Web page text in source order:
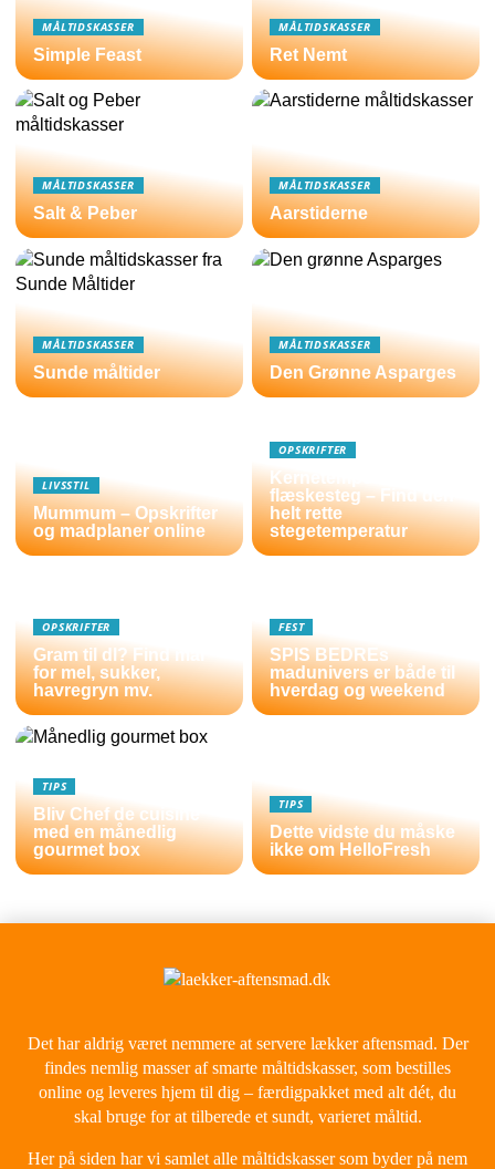
MÅLTIDSKASSER
Simple Feast
MÅLTIDSKASSER
Ret Nemt
MÅLTIDSKASSER
Salt & Peber
MÅLTIDSKASSER
Aarstiderne
MÅLTIDSKASSER
Sunde måltider
MÅLTIDSKASSER
Den Grønne Asparges
LIVSSTIL
Mummum – Opskrifter
og madplaner online
OPSKRIFTER
Kernetemperatur
flæskesteg – Find den
helt rette
stegetemperatur
OPSKRIFTER
Gram til dl? Find mål
for mel, sukker,
havregryn mv.
FEST
SPIS BEDREs
madunivers er både til
hverdag og weekend
TIPS
Bliv Chef de cuisine
med en månedlig
gourmet box
TIPS
Dette vidste du måske
ikke om HelloFresh
Det har aldrig været nemmere at servere lækker aftensmad. Der
findes nemlig masser af smarte måltidskasser, som bestilles
online og leveres hjem til dig – færdigpakket med alt dét, du
skal bruge for at tilberede et sundt, varieret måltid.
Her på siden har vi samlet alle måltidskasser som byder på nem